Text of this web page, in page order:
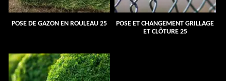
POSE DE GAZON EN ROULEAU 25
POSE ET CHANGEMENT GRILLAGE
ET CLÔTURE 25